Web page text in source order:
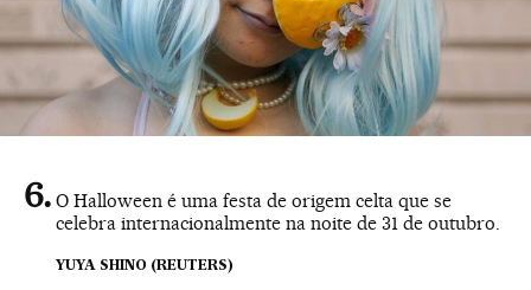
O Halloween é uma festa de origem celta que se
celebra internacionalmente na noite de 31 de outubro.
YUYA SHINO (REUTERS)